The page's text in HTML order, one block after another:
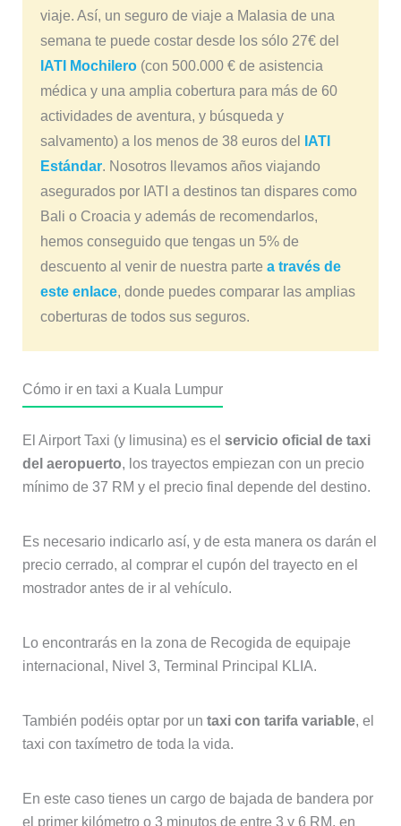
viaje. Así, un seguro de viaje a Malasia de una
semana te puede costar desde los sólo 27€ del
IATI Mochilero(con 500.000 € de asistencia
médica y una amplia cobertura para más de 60
actividades de aventura, y búsqueda y
salvamento) a los menos de 38 euros del
IATI
Estándar. Nosotros llevamos años viajando
asegurados por IATI a destinos tan dispares como
Bali o Croacia y además de recomendarlos,
hemos conseguido que tengas un 5% de
descuento al venir de nuestra parte a través de
este enlace, donde puedes comparar las amplias
coberturas de todos sus seguros.
Cómo ir en taxi a Kuala Lumpur
El Airport Taxi (y limusina) es el servicio oficial de taxi
del aeropuerto, los trayectos empiezan con un precio
mínimo de 37 RM y el precio final depende del destino.
Es necesario indicarlo así, y de esta manera os darán el
precio cerrado, al comprar el cupón del trayecto en el
mostrador antes de ir al vehículo.
Lo encontrarás en la zona de Recogida de equipaje
internacional, Nivel 3, Terminal Principal KLIA.
También podéis optar por un taxi con tarifa variable, el
taxi con taxímetro de toda la vida.
En este caso tienes un cargo de bajada de bandera por
el primer kilómetro o 3 minutos de entre 3 y 6 RM, en